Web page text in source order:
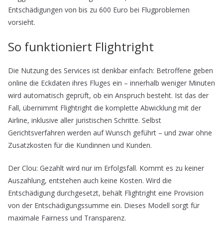
Entschädigungen von bis zu 600 Euro bei Flugproblemen
vorsieht.
So funktioniert Flightright
Die Nutzung des Services ist denkbar einfach: Betroffene geben
online die Eckdaten ihres Fluges ein – innerhalb weniger Minuten
wird automatisch geprüft, ob ein Anspruch besteht. Ist das der
Fall, übernimmt Flightright die komplette Abwicklung mit der
Airline, inklusive aller juristischen Schritte. Selbst
Gerichtsverfahren werden auf Wunsch geführt – und zwar ohne
Zusatzkosten für die Kundinnen und Kunden.
Der Clou: Gezahlt wird nur im Erfolgsfall. Kommt es zu keiner
Auszahlung, entstehen auch keine Kosten. Wird die
Entschädigung durchgesetzt, behält Flightright eine Provision
von der Entschädigungssumme ein. Dieses Modell sorgt für
maximale Fairness und Transparenz.